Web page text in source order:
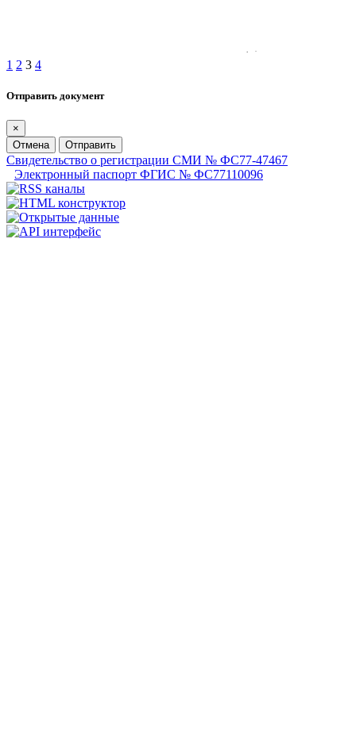
1 2 3 4
Отправить документ
×
Отмена
Отправить
Свидетельство о регистрации СМИ № ФС77-47467
Электронный паспорт ФГИС № ФС77110096